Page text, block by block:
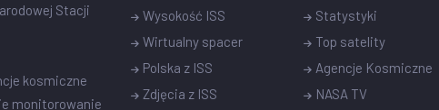
Stacji
kosmiczne
monitorowanie
Wysokość ISS
Wirtualny spacer
Polska z ISS
Zdjęcia z ISS
Statystyki
Top satelity
Agencje Kosmiczne
NASA TV